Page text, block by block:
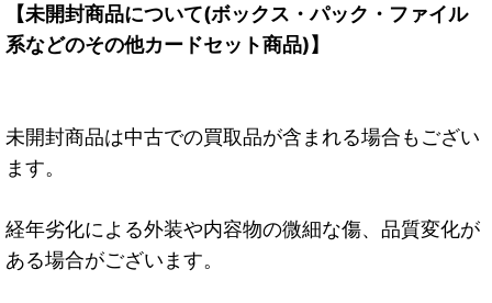
【未開封商品について(ボックス・パック・ファイル
系などのその他カードセット商品)】
未開封商品は中古での買取品が含まれる場合もござい
ます。
経年劣化による外装や内容物の微細な傷、品質変化が
ある場合がございます。